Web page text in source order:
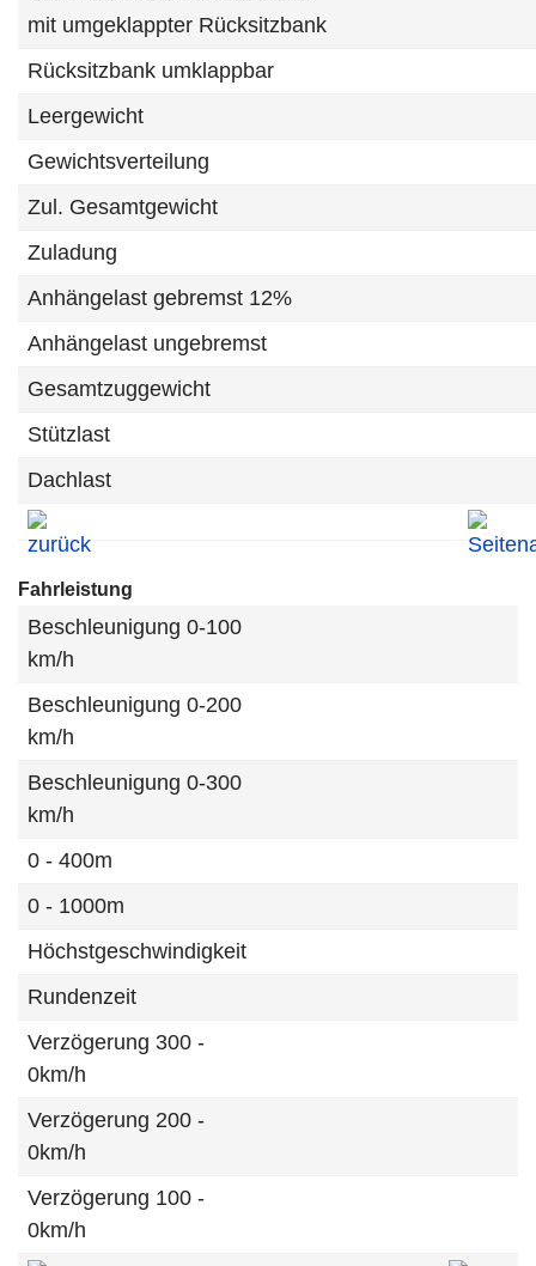
mit umgeklappter Rücksitzbank
Rücksitzbank umklappbar
Leergewicht
Gewichtsverteilung
Zul. Gesamtgewicht
Zuladung
Anhängelast gebremst 12%
Anhängelast ungebremst
Gesamtzuggewicht
Stützlast
Dachlast
Fahrleistung
Beschleunigung 0-100
km/h
Beschleunigung 0-200
km/h
Beschleunigung 0-300
km/h
0 - 400m
0 - 1000m
Höchstgeschwindigkeit
Rundenzeit
Verzögerung 300 -
0km/h
Verzögerung 200 -
0km/h
Verzögerung 100 -
0km/h